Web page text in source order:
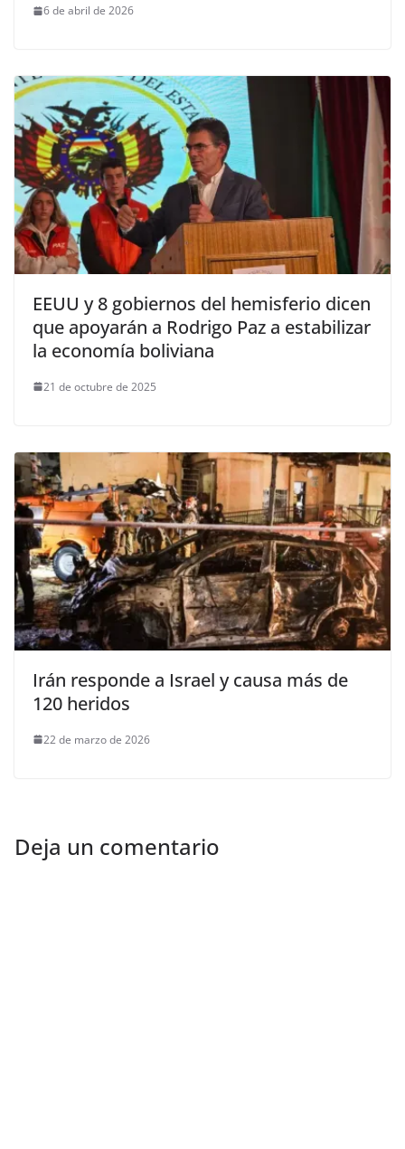
6 de abril de 2026
EEUU y 8 gobiernos del hemisferio dicen
que apoyarán a Rodrigo Paz a estabilizar
la economía boliviana
21 de octubre de 2025
Irán responde a Israel y causa más de
120 heridos
22 de marzo de 2026
Deja un comentario